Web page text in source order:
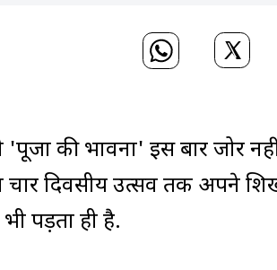
की भावना' इस बार जोर
चार दिवसीय उत्सव तक अपने
पड़ता ही है.